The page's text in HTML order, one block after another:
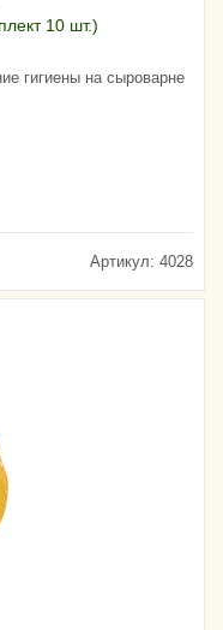
10 шт.)
гигиены на сыроварне
Артикул: 4028